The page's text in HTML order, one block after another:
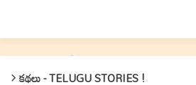
కథలు - TELUGU STORIES !